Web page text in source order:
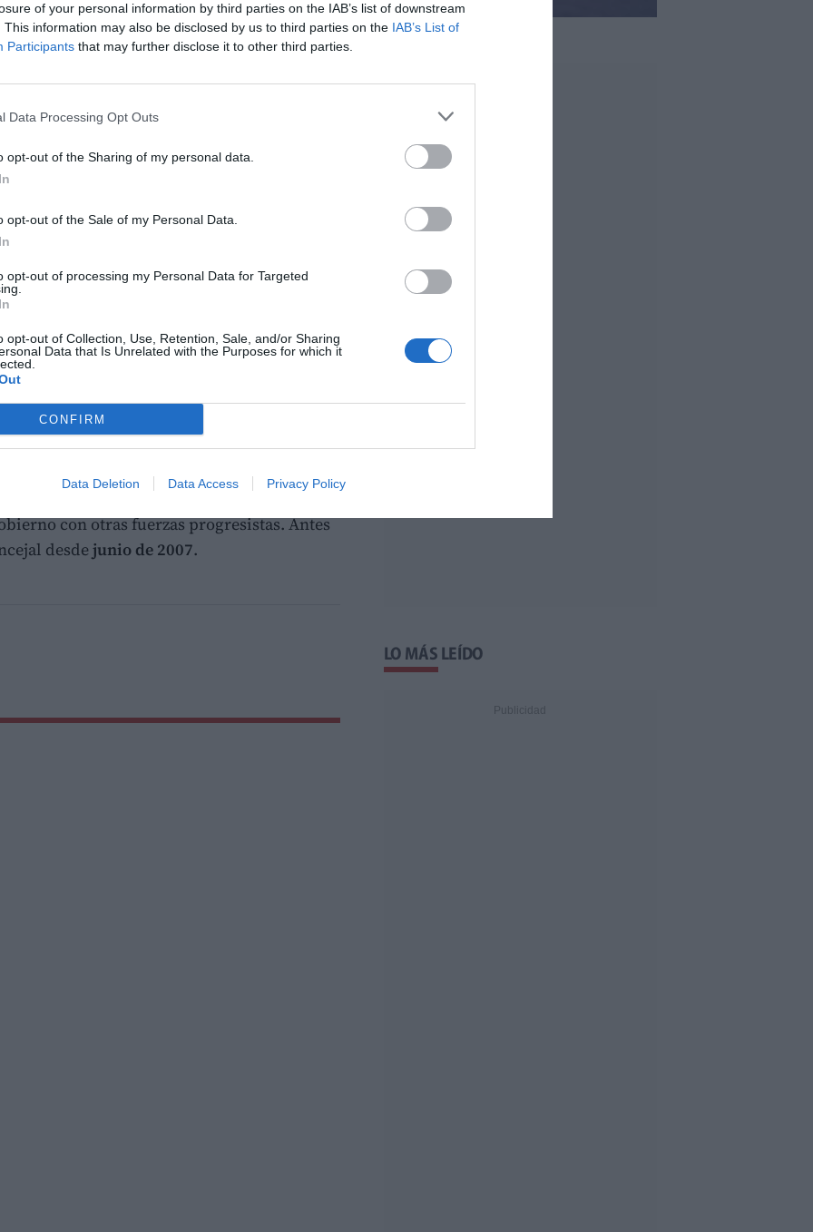
of your personal information by third parties on the IAB’s list of downstream
This information may also be disclosed by us to third parties on the IAB’s List of
Participants that may further disclose it to other third parties.
Data Processing Opt Outs
opt-out of the Sharing of my personal data.
opt-out of the Sale of my Personal Data.
opt-out of processing my Personal Data for Targeted
opt-out of Collection, Use, Retention, Sale, and/or Sharing
Data that Is Unrelated with the Purposes for which it
CONFIRM
Data Deletion Data Access Privacy Policy
se presentará a los comicios
del PSPV con la intención de revalidar su
Chavarría ha comunicado su decisión a
entre los vecinos del municipio.
de presentarme nuevamente a las
misma ilusión del primer día y con la
con nuestro pueblo"
, ha señalado
potencial"del municipio y su
convertiría en uno de losalcaldes más
edil obtuvo por primera vez la alcaldía
elecciones de 2015, 2019 y 2023
con otras fuerzas progresistas. Antes
desdejunio de 2007.
LO MÁS LEÍDO